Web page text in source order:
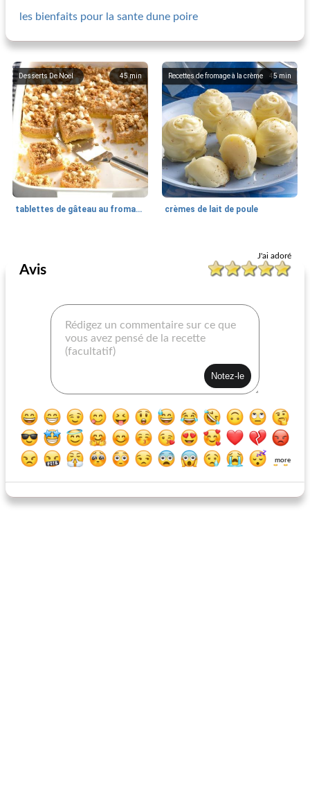
les bienfaits pour la sante dune poire
45min
Desserts De Noël
tablettes de gâteau au fromage à la patate douce
45min
Recettes de fromage à la crème
crèmes de lait de poule
apéritifs noisemaker
J'ai adoré
Avis
more